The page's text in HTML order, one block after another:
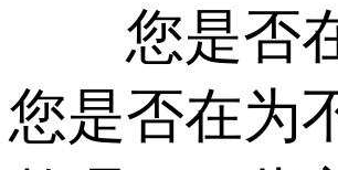
您是否在
您是否在为